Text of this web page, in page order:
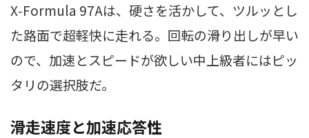
X‑Formula 97Aは、硬さを活かして、ツルッとし
た路面で超軽快に走れる。回転の滑り出しが早い
ので、加速とスピードが欲しい中上級者にはピッ
タリの選択肢だ。
滑走速度と加速応答性